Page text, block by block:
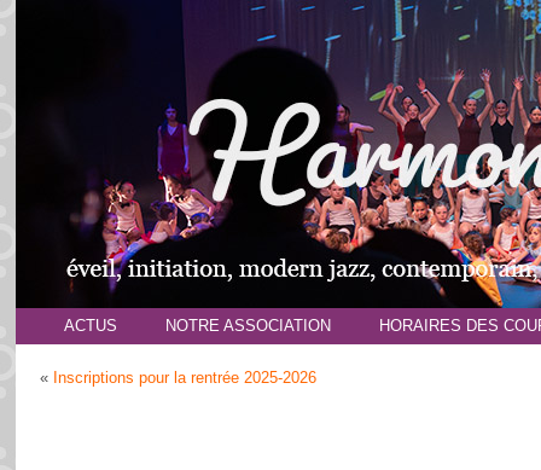
ACTUS NOTRE ASSOCIATION HORAIRES DES
« Inscriptions pour la rentrée 2025-2026